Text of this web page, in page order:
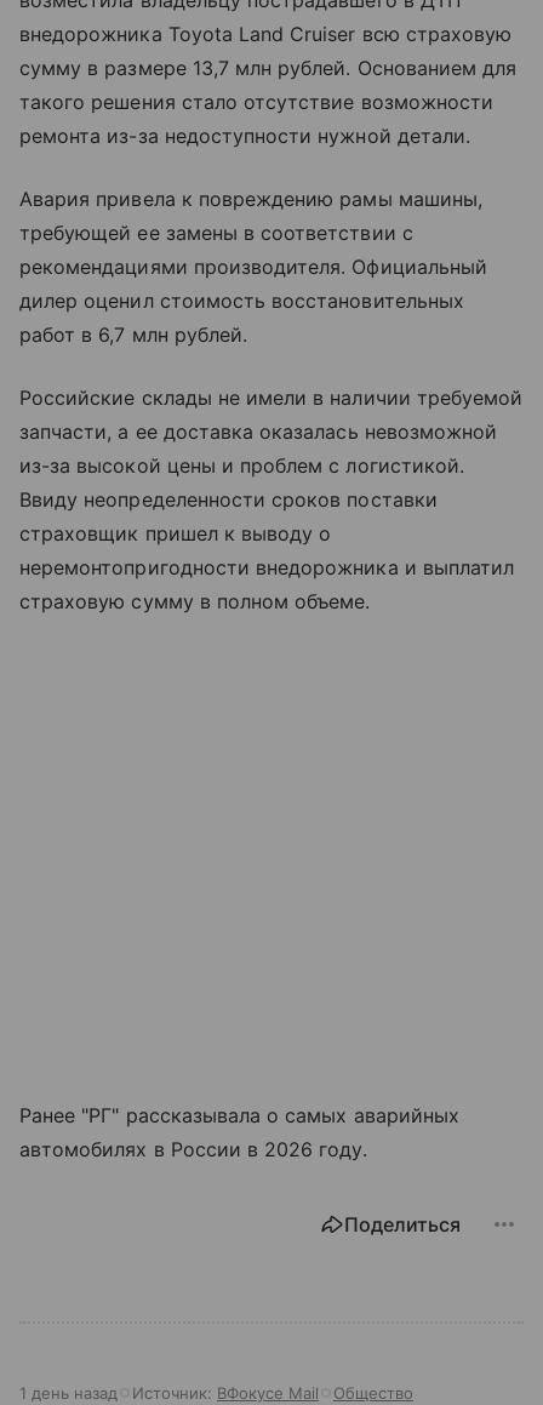
внедорожника Toyota Land Cruiser всю страховую
сумму в размере 13,7 млн рублей. Основанием для
такого решения стало отсутствие возможности
ремонта из-за недоступности нужной детали.
Авария привела к повреждению рамы машины,
требующей ее замены в соответствии с
рекомендациями производителя. Официальный
дилер оценил стоимость восстановительных
работ в 6,7 млн рублей.
Российские склады не имели в наличии требуемой
запчасти, а ее доставка оказалась невозможной
из-за высокой цены и проблем с логистикой.
Ввиду неопределенности сроков поставки
страховщик пришел к выводу о
неремонтопригодности внедорожника и выплатил
страховую сумму в полном объеме.
Ранее "РГ" рассказывала о самых аварийных
автомобилях в России в 2026 году.
Поделиться
1 день назад Источник: ВФокусе Mail Общество